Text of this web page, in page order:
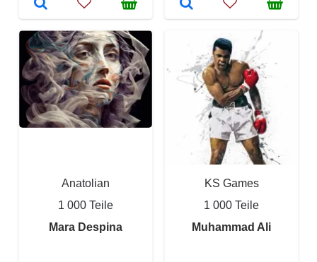
Anatolian
1 000 Teile
Mara Despina
KS Games
1 000 Teile
Muhammad Ali